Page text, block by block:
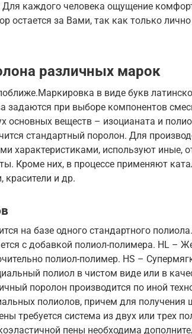
Для каждого человека ощущение
остается за Вами, так как только
различных марок
в виде букв
задаются при выборе компонентов
основных веществ – изоцианата и
стандартный поролон. Для
характеристиками, используют иные,
Кроме них, в процессе применяют
красители и др.
на базе одного стандартного
с добавкой полиол-полимера. HL –
полиол-полимер. HS –
полиол в чистом виде или в
поролон производится по иной
полиолов, причем для получения
требуется система из двух или трех
пены необходима